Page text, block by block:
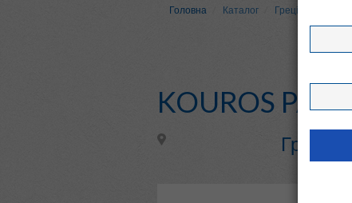
Головна Каталог Греція
KOUROS
Греція,